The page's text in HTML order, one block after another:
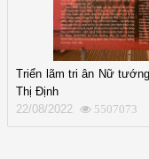
Triển lãm tri ân Nữ
Thị Định
22/08/2022
5507073